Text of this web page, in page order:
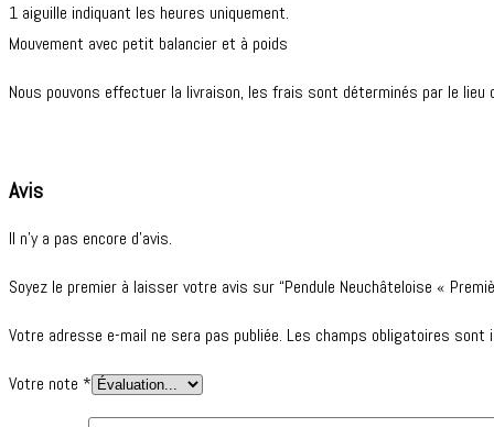
1 aiguille indiquant les heures uniquement.
Mouvement avec petit balancier et à poids
Nous pouvons effectuer la livraison, les frais sont déterminés par le lieu
Avis
Il n’y a pas encore d’avis.
Soyez le premier à laisser votre avis sur “Pendule Neuchâteloise «
Votre adresse e-mail ne sera pas publiée. Les champs obligatoires sont
Votre note *